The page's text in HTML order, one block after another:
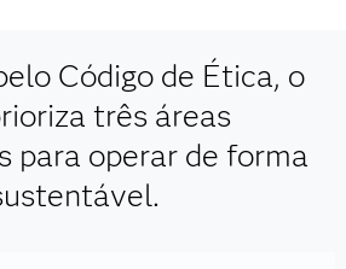
Código de Ética, o
três áreas
para operar de forma